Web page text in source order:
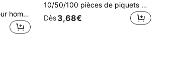
Grand format T-shirt pour hommes, débardeur décontracté d'été à encolure ras-du-cou pour grands formats, polyvalent, coupe slim, rafraîchissant et énergique, convient comme cadeau pour le mari et le petit ami sportif
10/50/100 pièces de piquets de sol en acier galvanisé en forme de U robustes - clous de fixation de paysage résistants à la rouille, piquets de jardinage agricole et de pelouse, pour tentes de camping, contrôle, gazon artificiel, accessoires de tente de camping, outils de jardinage, agriculture, fournitures de ferme, randonnée
Dès3,68€